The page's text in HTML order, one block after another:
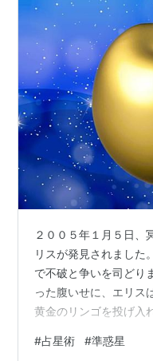
２００５年１月５日、
リスが発見されました
で不破と争いを司どり
った腹いせに、エリス
黄金のリンゴを投げ入
争い、ひいてはそれが
#占星術 #準惑星